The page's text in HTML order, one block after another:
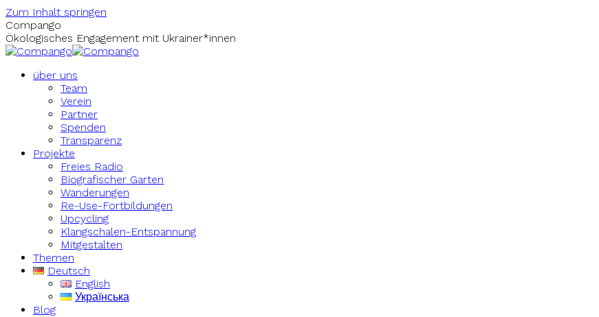
Zum Inhalt springen
Compango
Ökologisches Engagement mit Ukrainer*innen
über uns
Team
Verein
Partner
Spenden
Transparenz
Projekte
Freies Radio
Biografischer Garten
Wanderungen
Re-Use-Fortbildungen
Upcycling
Klangschalen-Entspannung
Mitgestalten
Themen
Deutsch
English
Українська
Blog